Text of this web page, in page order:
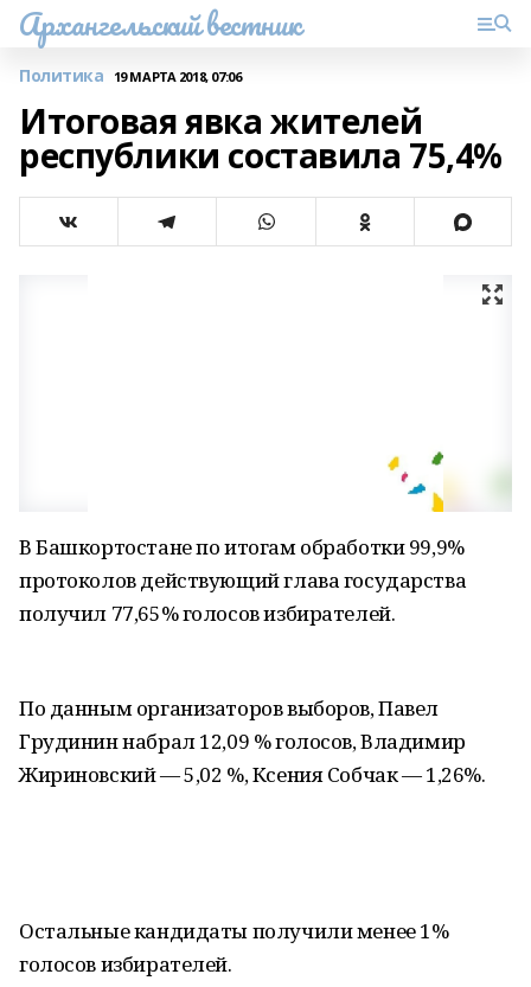
Архангельский вестник
Политика 19 МАРТА 2018, 07:06
Итоговая явка жителей
республики составила 75,4%
В Башкортостане по итогам обработки 99,9%
протоколов действующий глава государства
получил 77,65% голосов избирателей.
По данным организаторов выборов, Павел
Грудинин набрал 12,09 % голосов, Владимир
Жириновский — 5,02 %, Ксения Собчак — 1,26%.
Остальные кандидаты получили менее 1%
голосов избирателей.